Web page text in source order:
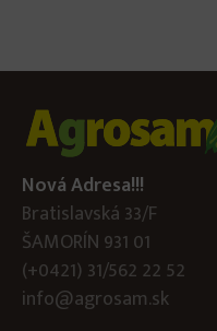
Nová Adresa!!!
Bratislavská 33/F
ŠAMORÍN 931 01
(+0421) 31/562 22 52
info@agrosam.sk